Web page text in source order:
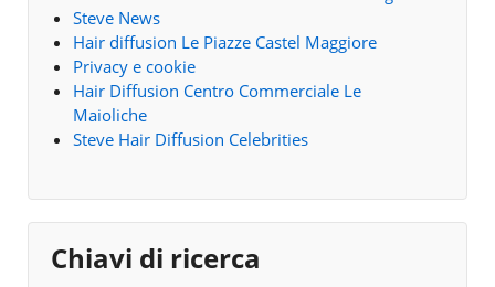
Steve News
Hair diffusion Le Piazze Castel Maggiore
Privacy e cookie
Hair Diffusion Centro Commerciale Le
Maioliche
Steve Hair Diffusion Celebrities
Chiavi di ricerca